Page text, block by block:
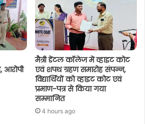
आरोपी
मैत्री डेंटल कॉलेज में व्हाइट कोट
एवं शपथ ग्रहण समारोह संपन्न,
विद्यार्थियों को व्हाइट कोट एवं
प्रमाण-पत्र से किया गया
सम्मानित
4 hours ago